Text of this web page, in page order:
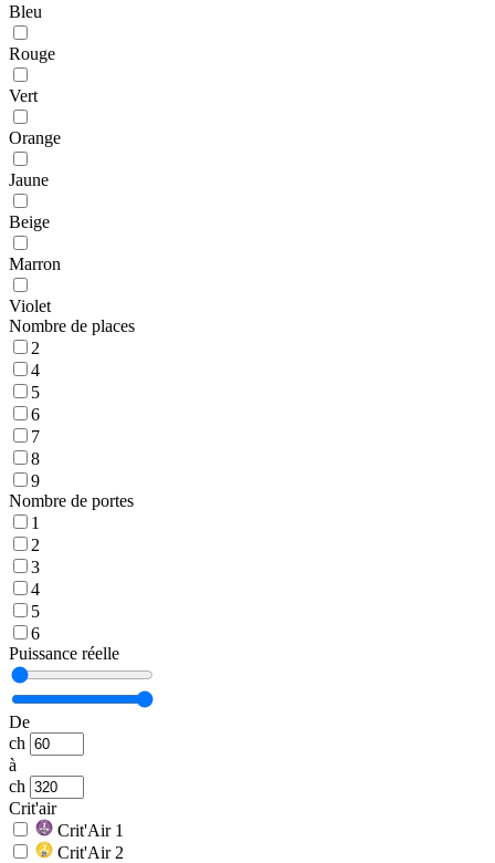
Bleu
Rouge
Vert
Orange
Jaune
Beige
Marron
Violet
Nombre de places
2
4
5
6
7
8
9
Nombre de portes
1
2
3
4
5
6
Puissance réelle
De
ch
à
ch
Crit'air
Crit'Air 1
Crit'Air 2